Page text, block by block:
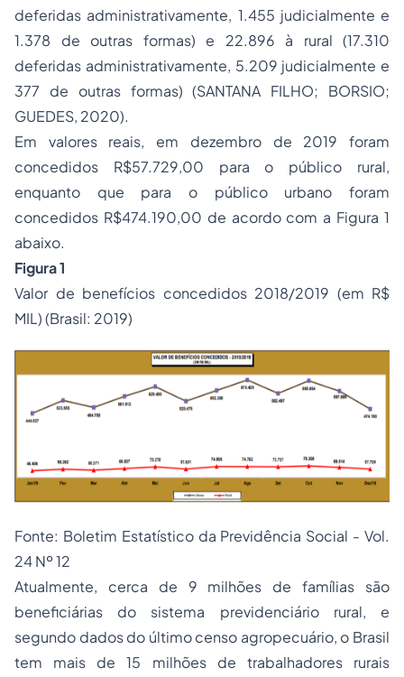
deferidas administrativamente, 1.455 judicialmente e
1.378 de outras formas) e 22.896 à rural (17.310
deferidas administrativamente, 5.209 judicialmente e
377 de outras formas) (SANTANA FILHO; BORSIO;
GUEDES, 2020).
Em valores reais, em dezembro de 2019 foram
concedidos R$57.729,00 para o público rural,
enquanto que para o público urbano foram
concedidos R$474.190,00 de acordo com a Figura 1
abaixo.
Figura 1
Valor de benefícios concedidos 2018/2019 (em R$
MIL) (Brasil: 2019)
Fonte: Boletim Estatístico da Previdência Social - Vol.
24 Nº 12
Atualmente, cerca de 9 milhões de famílias são
beneficiárias do sistema previdenciário rural, e
segundo dados do último censo agropecuário, o Brasil
tem mais de 15 milhões de trabalhadores rurais